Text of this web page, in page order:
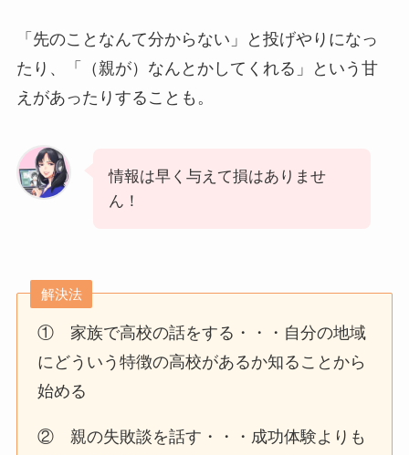
「先のことなんて分からない」と投げやりになっ
たり、「（親が）なんとかしてくれる」という甘
えがあったりすることも。
情報は早く与えて損はありませ
ん！
解決法
① 家族で高校の話をする・・・自分の地域
にどういう特徴の高校があるか知ることから
始める
② 親の失敗談を話す・・・成功体験よりも